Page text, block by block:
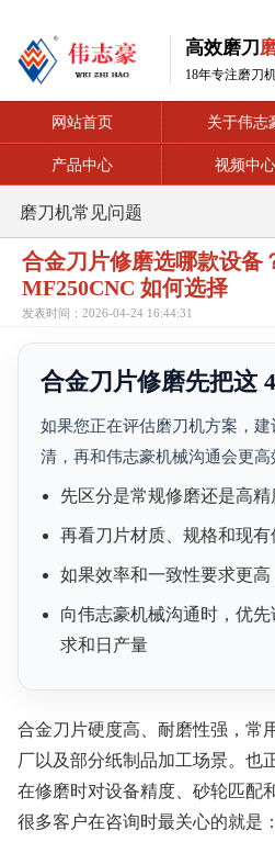
高效磨刀
18年专注磨刀
网站首页 关于伟志
产品中心 视频中心
磨刀机常见问题
合金刀片修磨选哪款设备
MF250CNC 如何选择
发表时间：2026-04-24 16:44:31
合金刀片修磨先把这
如果您正在评估磨刀机方案，
清，再和伟志豪机械沟通会更高
先区分是常规修磨还是高精
再看刀片材质、规格和现有
如果效率和一致性要求更
向伟志豪机械沟通时，优
求和日产量
合金刀片硬度高、耐磨性强，常
厂以及部分纸制品加工场景。也
在修磨时对设备精度、砂轮匹配
很多客户在咨询时最关心的就是